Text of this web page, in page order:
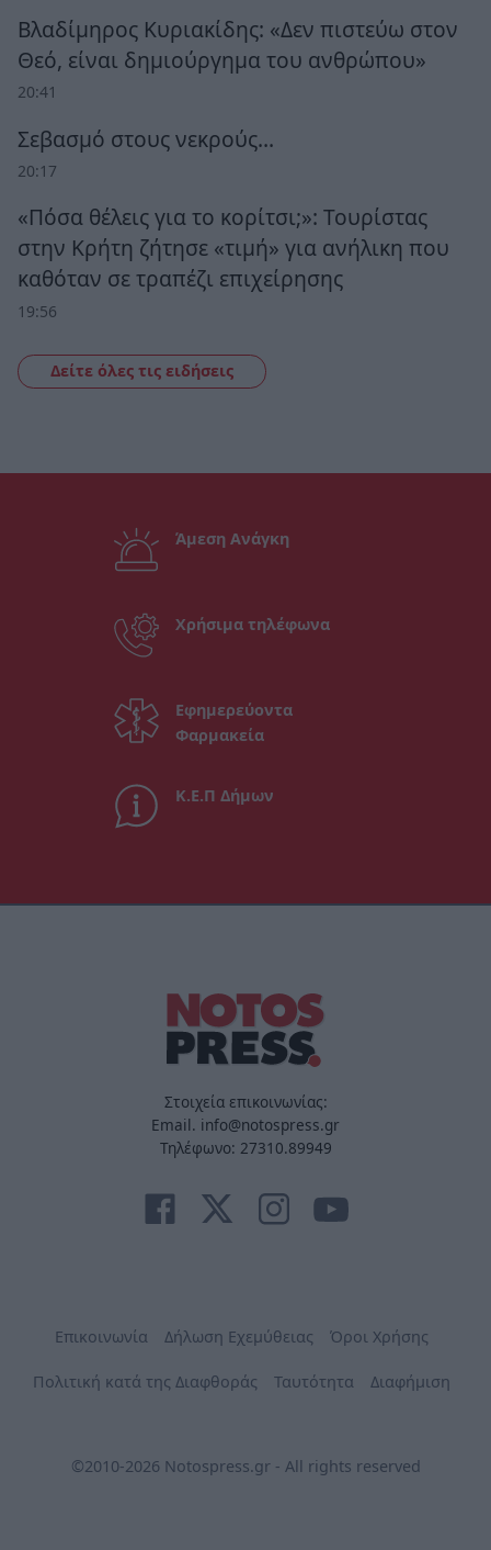
Βλαδίμηρος Κυριακίδης: «Δεν πιστεύω στον
Θεό, είναι δημιούργημα του ανθρώπου»
20:41
Σεβασμό στους νεκρούς…
20:17
«Πόσα θέλεις για το κορίτσι;»: Τουρίστας
στην Κρήτη ζήτησε «τιμή» για ανήλικη που
καθόταν σε τραπέζι επιχείρησης
19:56
Δείτε όλες τις ειδήσεις
Άμεση Ανάγκη
Χρήσιμα τηλέφωνα
Εφημερεύοντα
Φαρμακεία
Κ.Ε.Π Δήμων
Στοιχεία επικοινωνίας:
Email. info@notospress.gr
Τηλέφωνο: 27310.89949
Επικοινωνία Δήλωση Εχεμύθειας Όροι Χρήσης
Πολιτική κατά της Διαφθοράς Ταυτότητα Διαφήμιση
©2010-2026 Notospress.gr - All rights reserved